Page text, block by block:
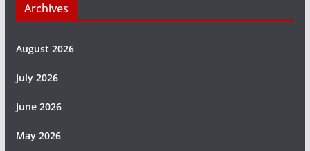
Archives
August 2026
July 2026
June 2026
May 2026